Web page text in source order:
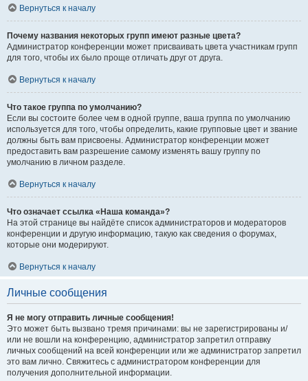
Вернуться к началу
Почему названия некоторых групп имеют разные цвета?
Администратор конференции может присваивать цвета участникам групп
для того, чтобы их было проще отличать друг от друга.
Вернуться к началу
Что такое группа по умолчанию?
Если вы состоите более чем в одной группе, ваша группа по умолчанию
используется для того, чтобы определить, какие групповые цвет и звание
должны быть вам присвоены. Администратор конференции может
предоставить вам разрешение самому изменять вашу группу по
умолчанию в личном разделе.
Вернуться к началу
Что означает ссылка «Наша команда»?
На этой странице вы найдёте список администраторов и модераторов
конференции и другую информацию, такую как сведения о форумах,
которые они модерируют.
Вернуться к началу
Личные сообщения
Я не могу отправить личные сообщения!
Это может быть вызвано тремя причинами: вы не зарегистрированы и/
или не вошли на конференцию, администратор запретил отправку
личных сообщений на всей конференции или же администратор запретил
это вам лично. Свяжитесь с администратором конференции для
получения дополнительной информации.